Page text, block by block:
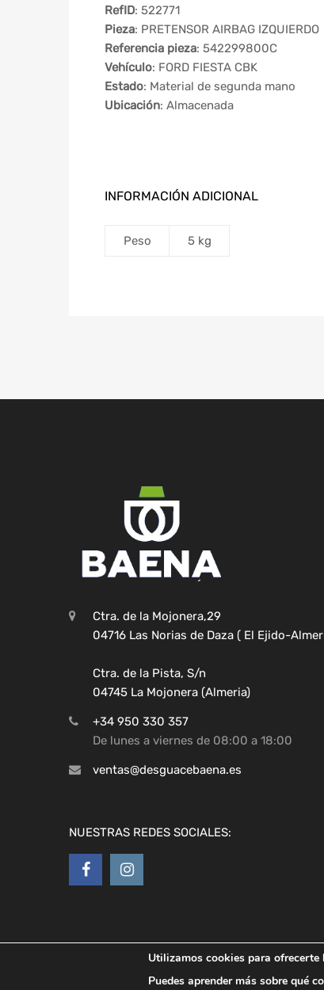
RefID: 522771
Pieza: PRETENSOR AIRBAG IZQUIERDO
Referencia pieza: 542299800C
Vehículo: FORD FIESTA CBK
Estado: Material de segunda mano
Ubicación: Almacenada
INFORMACIÓN ADICIONAL
Peso 5 kg
Ctra. de la Mojonera,29
04716 Las Norias de Daza ( El Ejido-
Ctra. de la Pista, S/n
04745 La Mojonera (Almeria)
+34 950 330 357
De lunes a viernes de 08:00 a 18:00
ventas@desguacebaena.es
NUESTRAS REDES SOCIALES:
Desguaces Baena
Utilizamos cookies para ofrecerte
Puedes aprender más sobre qué